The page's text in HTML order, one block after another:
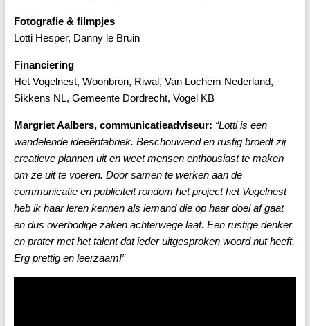
Fotografie & filmpjes
Lotti Hesper, Danny le Bruin
Financiering
Het Vogelnest, Woonbron, Riwal, Van Lochem Nederland,
Sikkens NL, Gemeente Dordrecht, Vogel KB
Margriet Aalbers, communicatieadviseur: “Lotti is een
wandelende ideeënfabriek. Beschouwend en rustig broedt zij
creatieve plannen uit en weet mensen enthousiast te maken
om ze uit te voeren. Door samen te werken aan de
communicatie en publiciteit rondom het project het Vogelnest
heb ik haar leren kennen als iemand die op haar doel af gaat
en dus overbodige zaken achterwege laat. Een rustige denker
en prater met het talent dat ieder uitgesproken woord nut heeft.
Erg prettig en leerzaam!”